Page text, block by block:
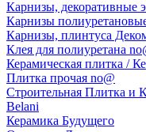
Карнизы, декоративные
Карнизы
Карнизы, плинтуса
Клея для полиуретана
Керамическая плитка /
Плитка прочая no@
Строительная Плитка и
Belani
Керамика Будущего